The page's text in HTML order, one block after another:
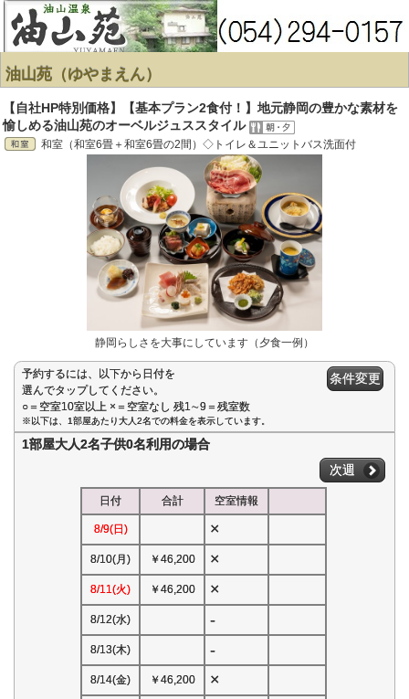
油山苑（ゆやまえん）
【自社HP特別価格】【基本プラン2食付！】地元静岡の豊かな素材を
愉しめる油山苑のオーベルジュススタイル
和室（和室6畳＋和室6畳の2間）◇トイレ＆ユニットバス洗面付
静岡らしさを大事にしています（夕食一例）
予約するには、以下から日付を
選んでタップしてください。
○＝空室10室以上 ×＝空室なし 残1∼9＝残室数
条件変更
※以下は、1部屋あたり大人2名での料金を表示しています。
1部屋大人2名子供0名利用の場合
次週
日付 合計 空室情報
8/9(日) ×
8/10(月) ￥46,200 ×
8/11(火) ￥46,200 ×
8/12(水) -
8/13(木) -
8/14(金) ￥46,200 ×